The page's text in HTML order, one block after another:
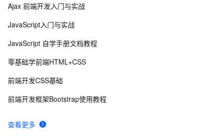
8 js 的 slice方法
10在IE下的JS编程需注意的内存释放问题
查看更多
Ajax 前端开发入门与实战
JavaScript入门与实战
JavaScript 自学手册文档教程
零基础学前端HTML+CSS
前端开发CSS基础
前端开发框架Bootstrap使用教程